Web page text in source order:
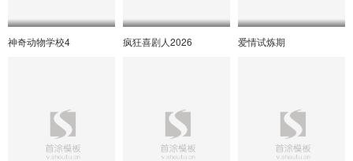
神奇动物学校4 疯狂喜剧人2026 爱情试炼期